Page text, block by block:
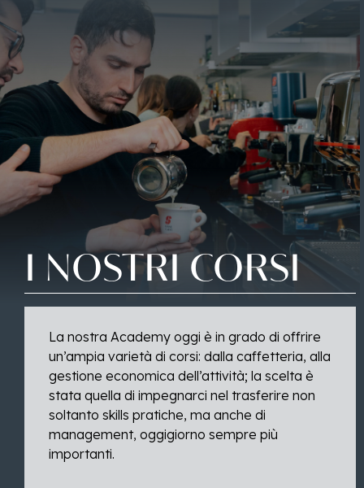
I NOSTRICORSI
La nostra Academy oggi è in grado di offrire
un’ampia varietà di corsi: dalla caffetteria, alla
gestione economica dell’attività; la scelta è
stata quella di impegnarci nel trasferire non
soltanto skills pratiche, ma anche di
management, oggigiorno sempre più
importanti.